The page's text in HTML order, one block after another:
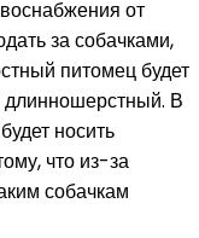
от
за собачками,
питомец будет
В
носить
что из-за
собачкам